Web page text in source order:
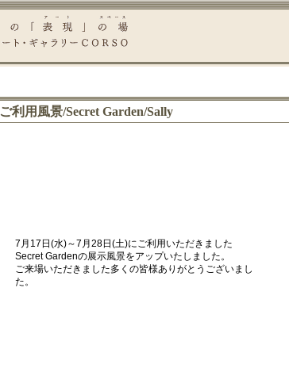
ご利用風景/Secret Garden/Sally
7月17日(水)～7月28日(土)にご利用いただきました
Secret Gardenの展示風景をアップいたしました。
ご来場いただきました多くの皆様ありがとうございまし
た。